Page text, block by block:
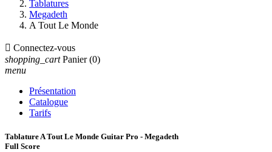
Tablatures
Megadeth
A Tout Le Monde
 Connectez-vous
shopping_cart Panier (0)
menu
Présentation
Catalogue
Tarifs
Tablature A Tout Le Monde Guitar Pro - Megadeth
Full Score